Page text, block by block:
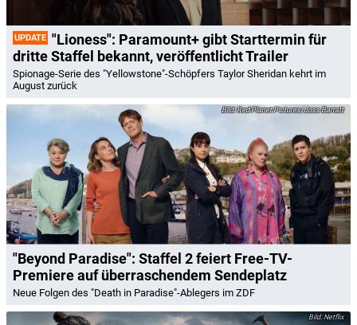
UPDATE "Lioness": Paramount+ gibt Starttermin für
dritte Staffel bekannt, veröffentlicht Trailer
Spionage-Serie des "Yellowstone"-Schöpfers Taylor Sheridan kehrt im
August zurück
Red Planet Pictures/Joss Barratt
"Beyond Paradise": Staffel 2 feiert Free-TV-
Premiere auf überraschendem Sendeplatz
Neue Folgen des "Death in Paradise"-Ablegers im ZDF
Netflix